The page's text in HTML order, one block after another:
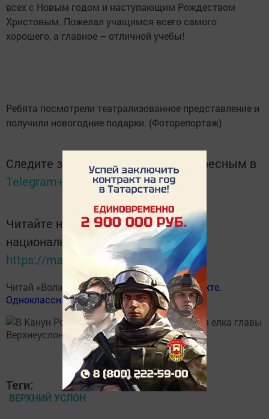
всех с Новым годом и наступающим Рождеством
Христовым. Пожелал учащимся всего самого
хорошего, а главное – отличной учебы!
Ребята посмотрели театрализованное представление и
получили новогодние подарки. (Фоторепортаж)
Следите за самым важным и интересным в
Telegram-каналеТатмедиа
Читайте новости Татарстана в
национальном мессенджере MАХ:
https://max.ru/tatmedia
Читай «Волжскую новь» вТелеграм,Вконтакте,
Одноклассники,Дзен
Теги:
ВЕРХНИЙ УСЛОН